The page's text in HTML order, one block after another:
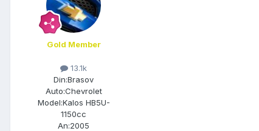
Gold Member
13.1k
Din:Brasov
Auto:Chevrolet
Model:Kalos HB5U-
1150cc
An:2005